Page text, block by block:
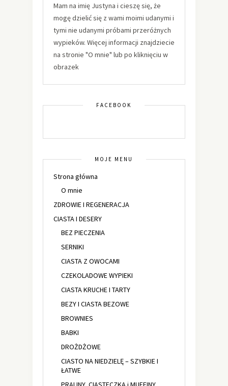
Mam na imię Justyna i cieszę się, że
mogę dzielić się z wami moimi udanymi i
tymi nie udanymi próbami przeróżnych
wypieków. Więcej informacji znajdziecie
na stronie "O mnie" lub po kliknięciu w
obrazek
FACEBOOK
MOJE MENU
Strona główna
O mnie
ZDROWIE I REGENERACJA
CIASTA I DESERY
BEZ PIECZENIA
SERNIKI
CIASTA Z OWOCAMI
CZEKOLADOWE WYPIEKI
CIASTA KRUCHE I TARTY
BEZY I CIASTA BEZOWE
BROWNIES
BABKI
DROŻDŻOWE
CIASTO NA NIEDZIELĘ – SZYBKIE I
ŁATWE